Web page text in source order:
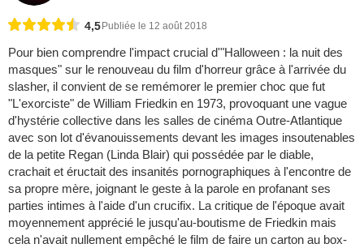
4,5 Publiée le 12 août 2018
Pour bien comprendre l'impact crucial d'"Halloween : la nuit des
masques" sur le renouveau du film d'horreur grâce à l'arrivée du
slasher, il convient de se remémorer le premier choc que fut
"L'exorciste" de William Friedkin en 1973, provoquant une vague
d'hystérie collective dans les salles de cinéma Outre-Atlantique
avec son lot d'évanouissements devant les images insoutenables
de la petite Regan (Linda Blair) qui possédée par le diable,
crachait et éructait des insanités pornographiques à l'encontre de
sa propre mère, joignant le geste à la parole en profanant ses
parties intimes à l'aide d'un crucifix. La critique de l'époque avait
moyennement apprécié le jusqu'au-boutisme de Friedkin mais
cela n'avait nullement empêché le film de faire un carton au box-